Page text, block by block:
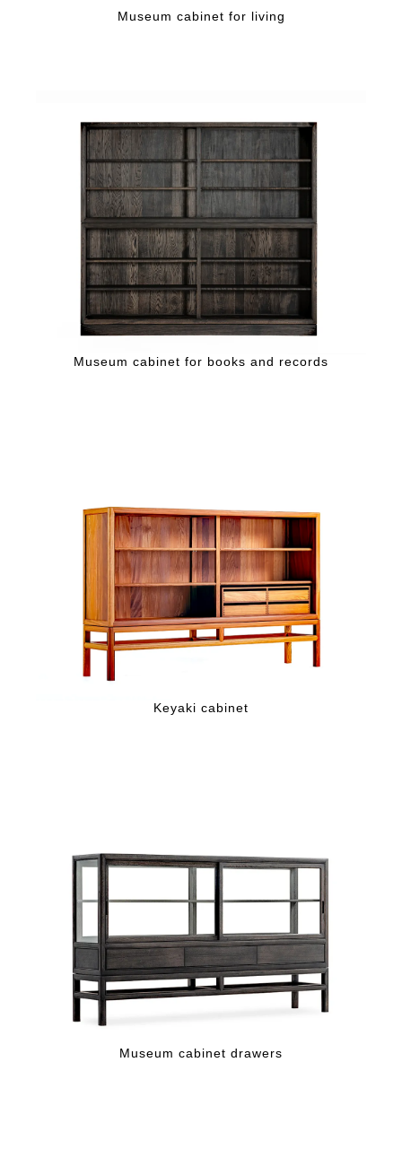
Museum cabinet for living
Museum cabinet for books and records
Keyaki cabinet
Museum cabinet drawers